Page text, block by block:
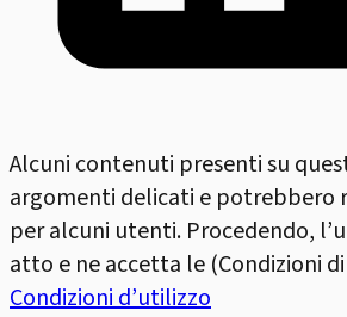
Alcuni contenuti presenti su
argomenti delicati e potrebbero
per alcuni utenti. Procedendo,
atto e ne accetta le (Condizioni
Condizioni d’utilizzo